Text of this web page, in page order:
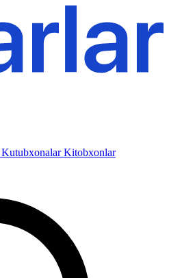
KutubxonalarKitobxonlar